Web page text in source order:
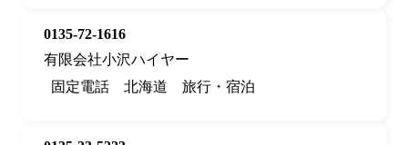
0135-72-1616
有限会社小沢ハイヤー
固定電話
北海道 旅行・宿泊